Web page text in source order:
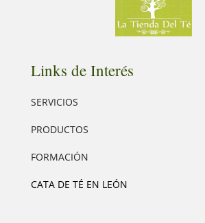
Links de Interés
SERVICIOS
PRODUCTOS
FORMACIÓN
CATA DE TÉ EN LEÓN